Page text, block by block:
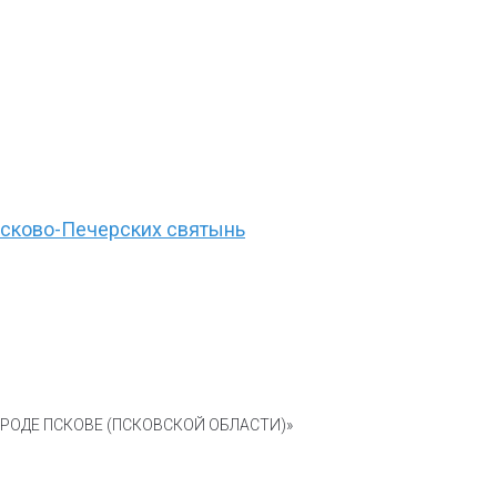
Печерских святынь
ПСКОВЕ (ПСКОВСКОЙ ОБЛАСТИ)»